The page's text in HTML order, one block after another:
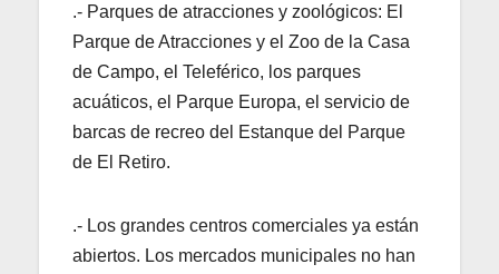
.- Parques de atracciones y zoológicos: El
Parque de Atracciones y el Zoo de la Casa
de Campo, el Teleférico, los parques
acuáticos, el Parque Europa, el servicio de
barcas de recreo del Estanque del Parque
de El Retiro.
.- Los grandes centros comerciales ya están
abiertos. Los mercados municipales no han